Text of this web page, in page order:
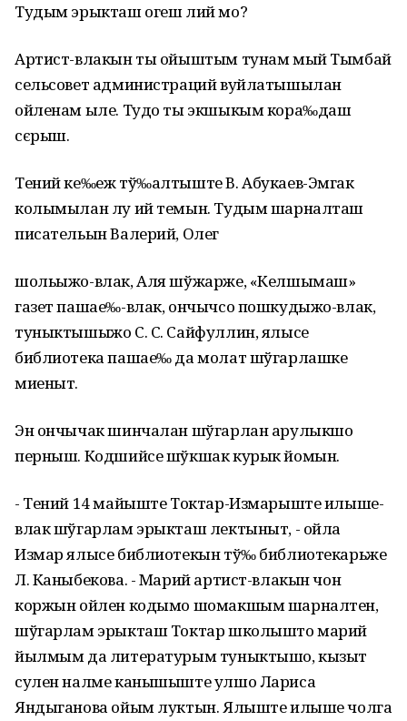
Тудым эрыкташ огеш лий мо?
Артист-влакын ты ойыштым тунам мый Тымбай
сельсовет администраций вуйлатышылан
ойленам ыле. Тудо ты экшыкым кора‰даш
сєрыш.
Тений ке‰еж тў‰алтыште В. Абукаев-Эмгак
колымылан лу ий темын. Тудым шарналташ
писательын Валерий, Олег
шольыжо-влак, Аля шўжарже, «Келшымаш»
газет пашае‰-влак, ончычсо пошкудыжо-влак,
туныктышыжо С. С. Сайфуллин, ялысе
библиотека пашае‰ да молат шўгарлашке
миеныт.
Эн ончычак шинчалан шўгарлан арулыкшо
перныш. Кодшийсе шўкшак курык йомын.
- Тений 14 майыште Токтар-Измарыште илыше-
влак шўгарлам эрыкташ лектыныт, - ойла
Измар ялысе библиотекын тў‰ библиотекарьже
Л. Каныбекова. - Марий артист-влакын чон
коржын ойлен кодымо шомакшым шарналтен,
шўгарлам эрыкташ Токтар школышто марий
йылмым да литературым туныктышо, кызыт
сулен налме канышыште улшо Лариса
Яндыганова ойым луктын. Ялыште илыше чолга